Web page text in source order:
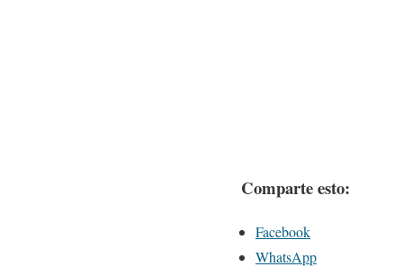
Comparte esto:
Facebook
WhatsApp